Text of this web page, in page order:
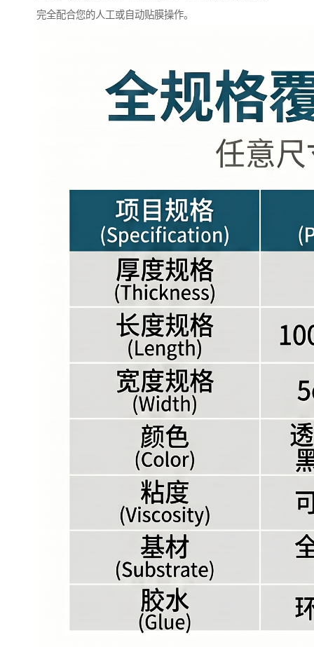
完全配合您的人工或自动贴膜操作。